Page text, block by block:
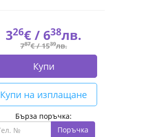
326€ / 638лв.
787€ /1539лв.
Купи
Купи на изплащане
Бърза поръчка:
Поръчка